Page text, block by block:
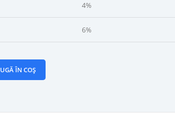
4%
6%
ÎN COȘ